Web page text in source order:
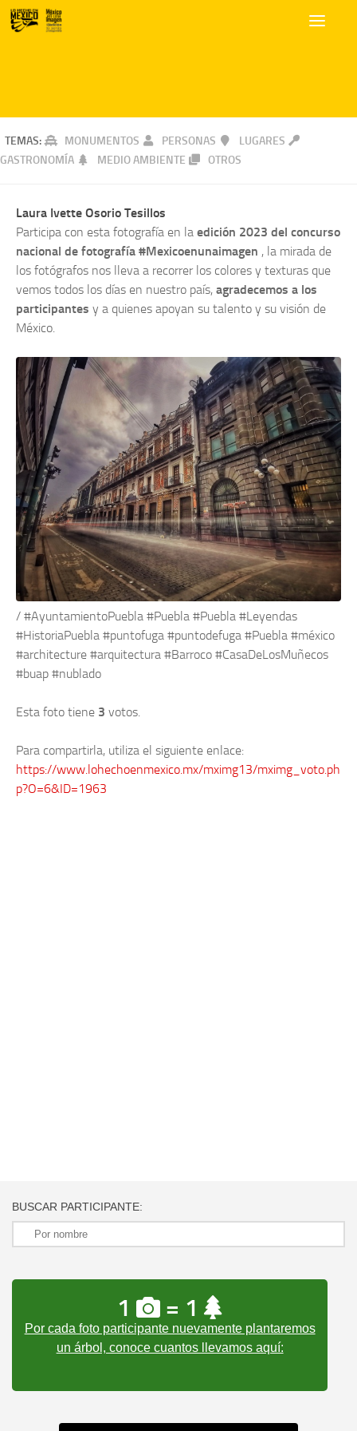
TEMAS: MONUMENTOS PERSONAS
LUGARES
GASTRONOMÍA
MEDIO AMBIENTE OTROS
Laura Ivette Osorio Tesillos
Participa con esta fotografía en la edición 2023 del concurso
nacional de fotografía #Mexicoenunaimagen , la mirada de
los fotógrafos nos lleva a recorrer los colores y texturas que
vemos todos los días en nuestro país, agradecemos a los
participantes y a quienes apoyan su talento y su visión de
México.
/ #AyuntamientoPuebla #Puebla #Puebla #Leyendas
#HistoriaPuebla #puntofuga #puntodefuga #Puebla #méxico
#architecture #arquitectura #Barroco #CasaDeLosMuñecos
#buap #nublado
Esta foto tiene 3 votos.
Para compartirla, utiliza el siguiente enlace:
https://www.lohechoenmexico.mx/mximg13/mximg_voto.ph
p?O=6&ID=1963
BUSCAR PARTICIPANTE:
1 = 1
Por cada foto participante nuevamente plantaremos
un árbol, conoce cuantos llevamos aquí: